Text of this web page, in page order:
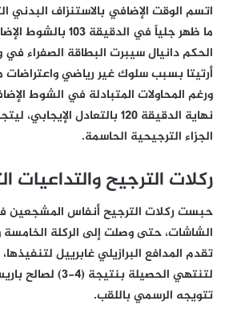
اتسم الوقت الإضافي بالاستنزاف البدني
ما ظهر جلياً في
الحكم دانيال سيبرت البطاقة الصفراء
أرتيتا بسبب سلوك غير رياضي واعتراضات
ورغم المحاولات المتبادلة في الشوط
نهاية الدقيقة 120 بالتعادل
الجزاء الترجيحية الحاسمة.
ركلات الترجيح والتداعيات
حبست ركلات الترجيح أنفاس المشجعين
الشاشات، حتى وصلت إلى الركلة الخامسة
تقدم المدافع البرازيلي غابرييل لتنفيذها،
لتنتهي الحصيلة
تتويجه الرسمي باللقب.